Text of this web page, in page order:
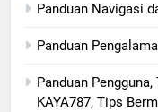
Panduan Navigasi
Panduan
Panduan
KAYA787, Tips